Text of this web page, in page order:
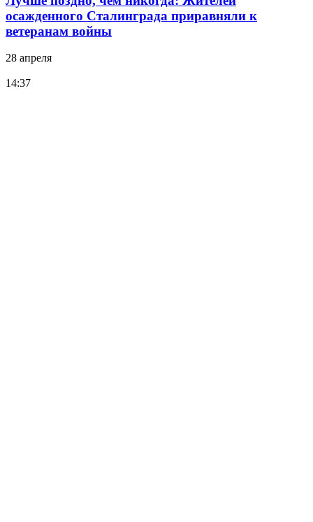
осажденного Сталинграда приравняли к
ветеранам войны
28 апреля
14:37